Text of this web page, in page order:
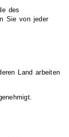
des
Sie von jeder
Land arbeiten